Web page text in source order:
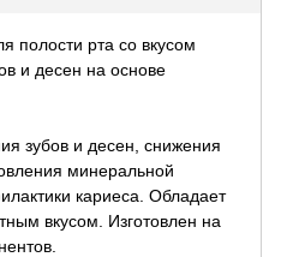
полости рта со вкусом
и десен на основе
зубов и десен, снижения
минеральной
кариеса. Обладает
вкусом. Изготовлен на